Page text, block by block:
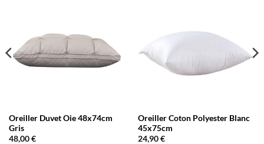
Oreiller Duvet Oie 48x74cm
Gris
48,00€
Oreiller Coton Polyester Blanc
45x75cm
24,90€